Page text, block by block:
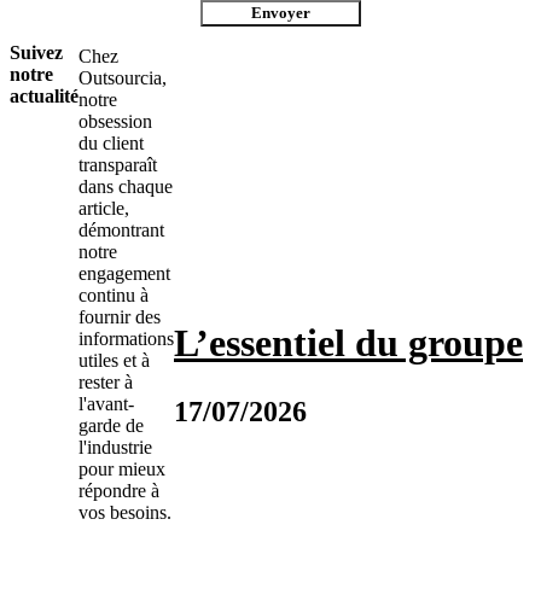
Envoyer
Suivez
notre
actualité
Chez
Outsourcia,
notre
obsession
du client
transparaît
dans chaque
article,
démontrant
notre
engagement
continu à
fournir des
informations
utiles et à
rester à
l'avant-
garde de
l'industrie
pour mieux
répondre à
vos besoins.
L’essentiel du groupe
17/07/2026